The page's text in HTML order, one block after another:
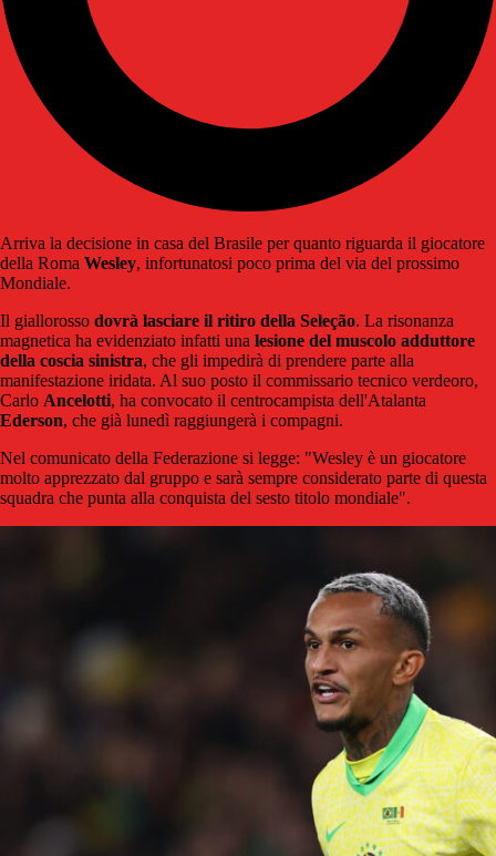
Arriva la decisione in casa del Brasile per quanto riguarda il giocatore
della Roma Wesley, infortunatosi poco prima del via del prossimo
Mondiale.
Il giallorosso dovrà lasciare il ritiro della Seleção. La risonanza
magnetica ha evidenziato infatti una lesione del muscolo adduttore
della coscia sinistra, che gli impedirà di prendere parte alla
manifestazione iridata. Al suo posto il commissario tecnico verdeoro,
Carlo Ancelotti, ha convocato il centrocampista dell'Atalanta
Ederson, che già lunedì raggiungerà i compagni.
Nel comunicato della Federazione si legge: "Wesley è un giocatore
molto apprezzato dal gruppo e sarà sempre considerato parte di questa
squadra che punta alla conquista del sesto titolo mondiale".